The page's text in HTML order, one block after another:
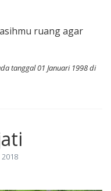
ruang agar
tanggal 01 Januari 1998 di